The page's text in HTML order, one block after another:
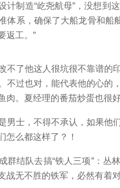
计制造“屹尧航母”，没想
体系，确保了大船龙骨和船
返工。”
不了他这人很坑很不靠谱的
不过也对，能代表他的心的
肉。夏经理的番茄炒蛋也很
男士，不得不承认，如果
怎么都这样了？！
群结队去搞“铁人三项”：
战无不胜的铁军，必然有着